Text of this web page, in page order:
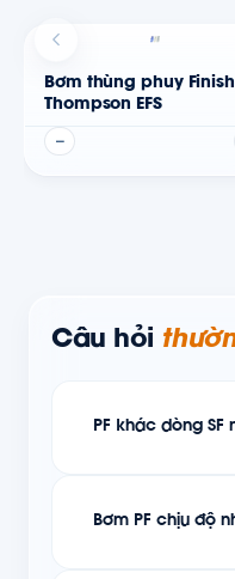
Bơm thùng phuy Finish
Thompson EFS
—
Câu hỏi
PF khác dòng SF
Bơm PF chịu độ